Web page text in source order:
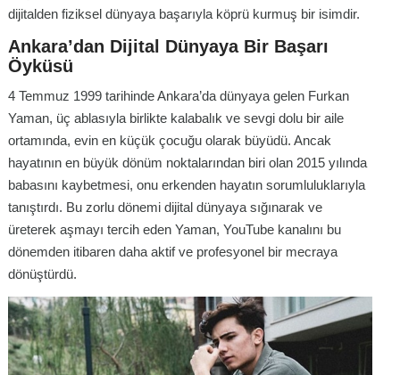
dijitalden fiziksel dünyaya başarıyla köprü kurmuş bir isimdir.
Ankara’dan Dijital Dünyaya Bir Başarı
Öyküsü
4 Temmuz 1999 tarihinde Ankara’da dünyaya gelen Furkan
Yaman, üç ablasıyla birlikte kalabalık ve sevgi dolu bir aile
ortamında, evin en küçük çocuğu olarak büyüdü. Ancak
hayatının en büyük dönüm noktalarından biri olan 2015 yılında
babasını kaybetmesi, onu erkenden hayatın sorumluluklarıyla
tanıştırdı. Bu zorlu dönemi dijital dünyaya sığınarak ve
üreterek aşmayı tercih eden Yaman, YouTube kanalını bu
dönemden itibaren daha aktif ve profesyonel bir mecraya
dönüştürdü.